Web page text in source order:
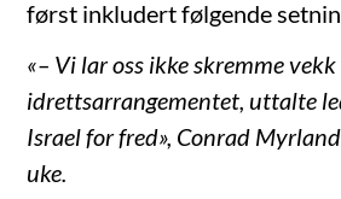
først inkludert følgende
«– Vi lar oss ikke skremme
idrettsarrangementet, uttalte
Israel for fred», Conrad
uke.